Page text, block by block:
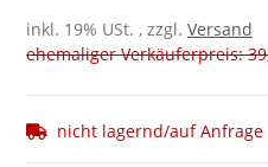
inkl. 19% USt. , zzgl. Versand
ehemaliger Verkäuferpreis:
nicht lagernd/auf Anfrage